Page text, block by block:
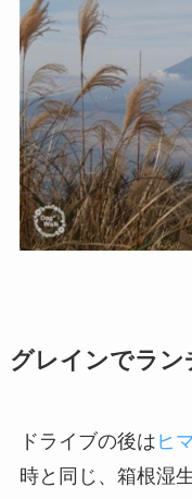
グレインでラン
ドライブの後は ヒ
時と同じ、箱根湿